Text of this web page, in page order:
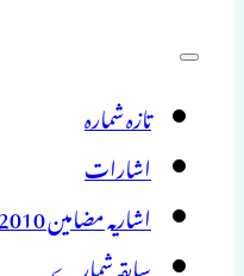
تازہ شمارہ
اشارات
اشاریہ مضامین 2010 – تا حال
سابقہ شمارے